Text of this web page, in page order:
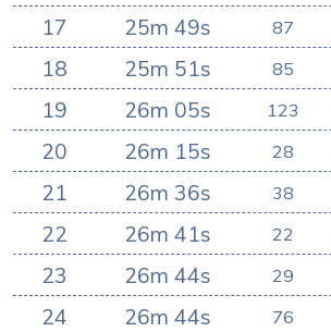
17 25m 49s 87
18 25m 51s 85
19 26m 05s 123
20 26m 15s 28
21 26m 36s 38
22 26m 41s 22
23 26m 44s 29
24 26m 44s 76